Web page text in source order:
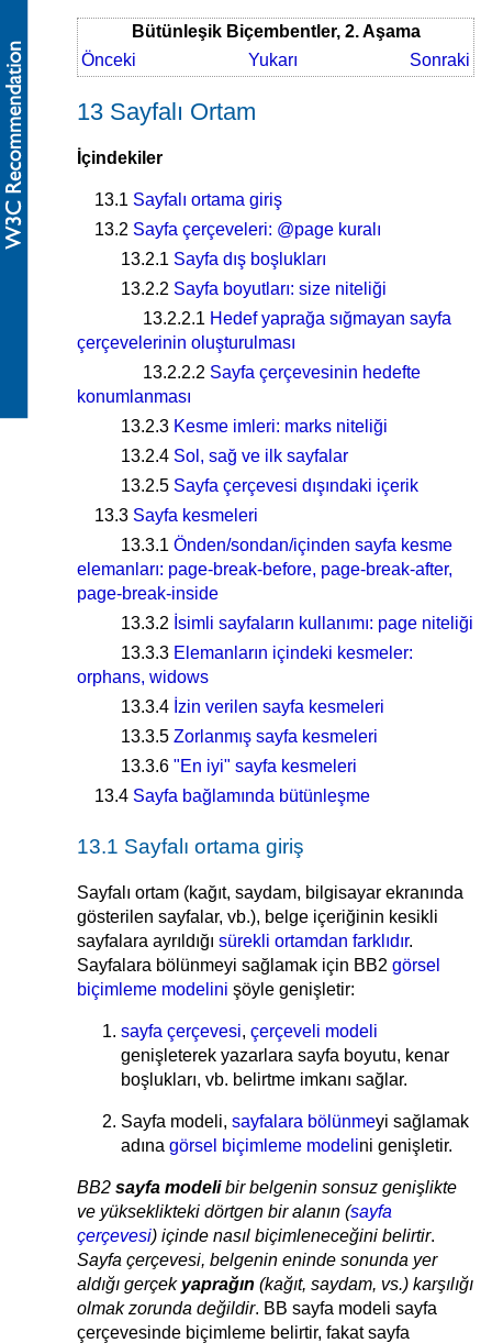
Bütünleşik Biçembentler, 2. Aşama
Önceki
Yukarı Sonraki
13 Sayfalı Ortam
İçindekiler
13.1 Sayfalı ortama giriş
13.2 Sayfa çerçeveleri: @page kuralı
13.2.1 Sayfa dış boşlukları
13.2.2 Sayfa boyutları: size niteliği
13.2.2.1 Hedef yaprağa sığmayan sayfa
çerçevelerinin oluşturulması
13.2.2.2 Sayfa çerçevesinin hedefte
konumlanması
13.2.3 Kesme imleri: marks niteliği
13.2.4 Sol, sağ ve ilk sayfalar
13.2.5 Sayfa çerçevesi dışındaki içerik
13.3 Sayfa kesmeleri
13.3.1 Önden/sondan/içinden sayfa kesme
elemanları: page-break-before, page-break-after,
page-break-inside
13.3.2 İsimli sayfaların kullanımı: page niteliği
13.3.3 Elemanların içindeki kesmeler:
orphans, widows
13.3.4 İzin verilen sayfa kesmeleri
13.3.5 Zorlanmış sayfa kesmeleri
13.3.6 "En iyi" sayfa kesmeleri
13.4 Sayfa bağlamında bütünleşme
13.1 Sayfalı ortama giriş
Sayfalı ortam (kağıt, saydam, bilgisayar ekranında
gösterilen sayfalar, vb.), belge içeriğinin kesikli
sayfalara ayrıldığı sürekli ortamdan farklıdır.
Sayfalara bölünmeyi sağlamak için BB2 görsel
biçimleme modelini şöyle genişletir:
sayfa çerçevesi, çerçeveli modeli
genişleterek yazarlara sayfa boyutu, kenar
boşlukları, vb. belirtme imkanı sağlar.
Sayfa modeli, sayfalara bölünmeyi sağlamak
adına görsel biçimleme modelini genişletir.
BB2 sayfa modelibir belgenin sonsuz genişlikte
ve yükseklikteki dörtgen bir alanın (sayfa
çerçevesi) içinde nasıl biçimleneceğini belirtir.
Sayfa çerçevesi, belgenin eninde sonunda yer
aldığı gerçek yaprağın (kağıt, saydam, vs.) karşılığı
olmak zorunda değildir. BB sayfa modeli sayfa
çerçevesinde biçimleme belirtir, fakat sayfa